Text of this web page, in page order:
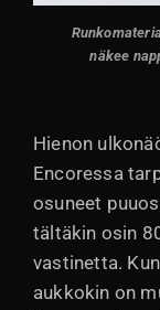
näkee
Hienon
Encoressa
osuneet
tältäkin osin
vastinetta.
aukkokin on